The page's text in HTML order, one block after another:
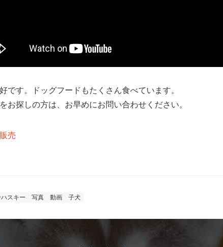
です。ドッグフードもたくさん食べています。
お探しの方は、お早めにお問い合わせください。
売
スキー 写真 動画 子犬